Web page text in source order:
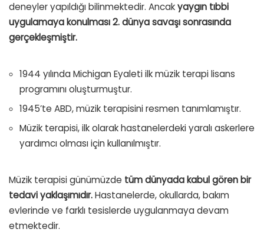
deneyler yapıldığı bilinmektedir. Ancakyaygın tıbbi
uygulamaya konulması 2. dünya savaşı sonrasında
gerçekleşmiştir.
1944 yılında Michigan Eyaleti ilk müzik terapi lisans
programını oluşturmuştur.
1945’te ABD, müzik terapisini resmen tanımlamıştır.
Müzik terapisi, ilk olarak hastanelerdeki yaralı askerlere
yardımcı olması için kullanılmıştır.
Müzik terapisi günümüzde tüm dünyada kabul gören bir
tedavi yaklaşımıdır.Hastanelerde, okullarda, bakım
evlerinde ve farklı tesislerde uygulanmaya devam
etmektedir.